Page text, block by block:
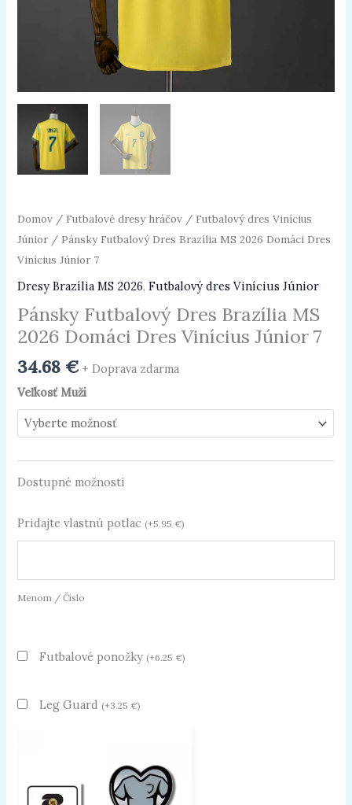
Domov / Futbalové dresy hráčov / Futbalový dres Vinícius
Júnior/ Pánsky Futbalový Dres Brazília MS 2026 Domáci Dres
Vinícius Júnior 7
Dresy Brazília MS 2026,Futbalový dres Vinícius Júnior
Pánsky Futbalový Dres Brazília MS
2026 Domáci Dres Vinícius Júnior 7
34.68 € + Doprava zdarma
Veľkosť Muži
Dostupné možnosti
Pridajte vlastnú potlac (+5.95 €)
Menom / Číslo
Futbalové ponožky (+6.25 €)
Leg Guard (+3.25 €)